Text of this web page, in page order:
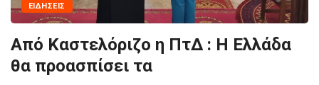
ΕΙΔΉΣΕΙΣ
Από Καστελόριζο η ΠτΔ : Η Ελλάδα
θα προασπίσει τα